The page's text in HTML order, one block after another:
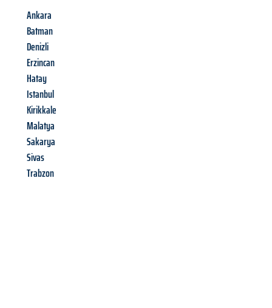
Ankara
Batman
Denizli
Erzincan
Hatay
Istanbul
Kirikkale
Malatya
Sakarya
Sivas
Trabzon